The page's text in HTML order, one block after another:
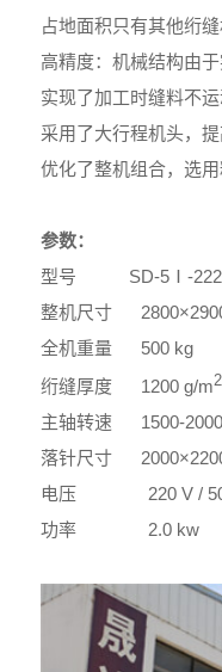
占地面积只有其他绗
高精度：机械结构由
实现了加工时缝料不
采用了大行程机头，
优化了整机组合，选
参数：
型号 SD-5Ⅰ-
整机尺寸
全机重量 500
绗缝厚度 1200 g/m2
主轴转速 1500-
落针尺寸
电压 220 V / 50
功率 2.0